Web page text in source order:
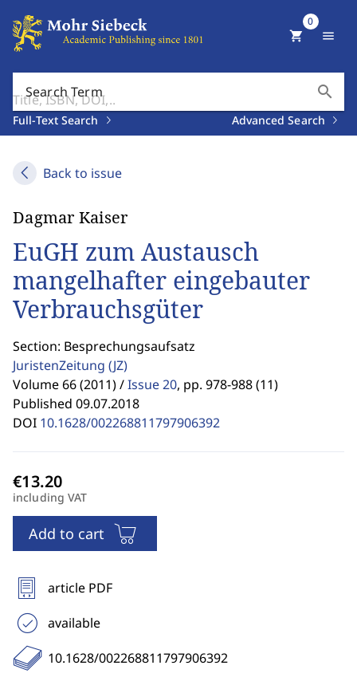
Search Term search
Full-Text Search Advanced Search
shopping_cart
0
menu
Back to issue
Dagmar Kaiser
EuGH zum Austausch
mangelhafter eingebauter
Verbrauchsgüter
Section: Besprechungsaufsatz
JuristenZeitung (JZ)
Volume 66 (2011) /Issue 20, pp. 978-988 (11)
Published 09.07.2018
DOI 10.1628/002268811797906392
including VAT
Add to cart
article PDF
available
10.1628/002268811797906392